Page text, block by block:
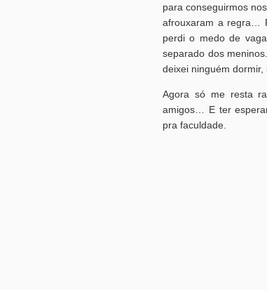
para conseguirmos
afrouxaram a regra…
perdi o medo de
separado dos
deixei ninguém dormir,
Agora só me resta
amigos… E ter
pra faculdade.